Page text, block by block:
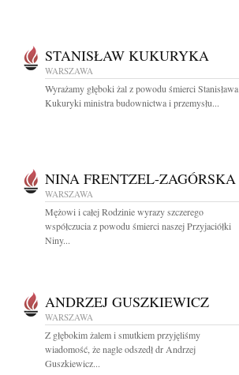
STANISŁAW KUKURYKA
WARSZAWA
Wyrażamy głęboki żal z powodu śmierci Stanisława
Kukuryki ministra budownictwa i przemysłu...
NINA FRENTZEL-ZAGÓRSKA
WARSZAWA
Mężowi i całej Rodzinie wyrazy szczerego
współczucia z powodu śmierci naszej Przyjaciółki
Niny...
ANDRZEJ GUSZKIEWICZ
WARSZAWA
Z głębokim żalem i smutkiem przyjęliśmy
wiadomość, że nagle odszedł dr Andrzej
Guszkiewicz...